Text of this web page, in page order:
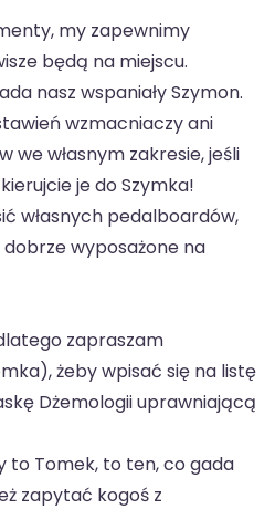
my zapewnimy
będą na miejscu.
nasz wspaniały Szymon.
wzmacniaczy ani
we własnym zakresie, jeśli
je do Szymka!
własnych pedalboardów,
wyposażone na
zapraszam
żeby wpisać się na listę
Dżemologii uprawniającą
to Tomek, to ten, co gada
zapytać kogoś z